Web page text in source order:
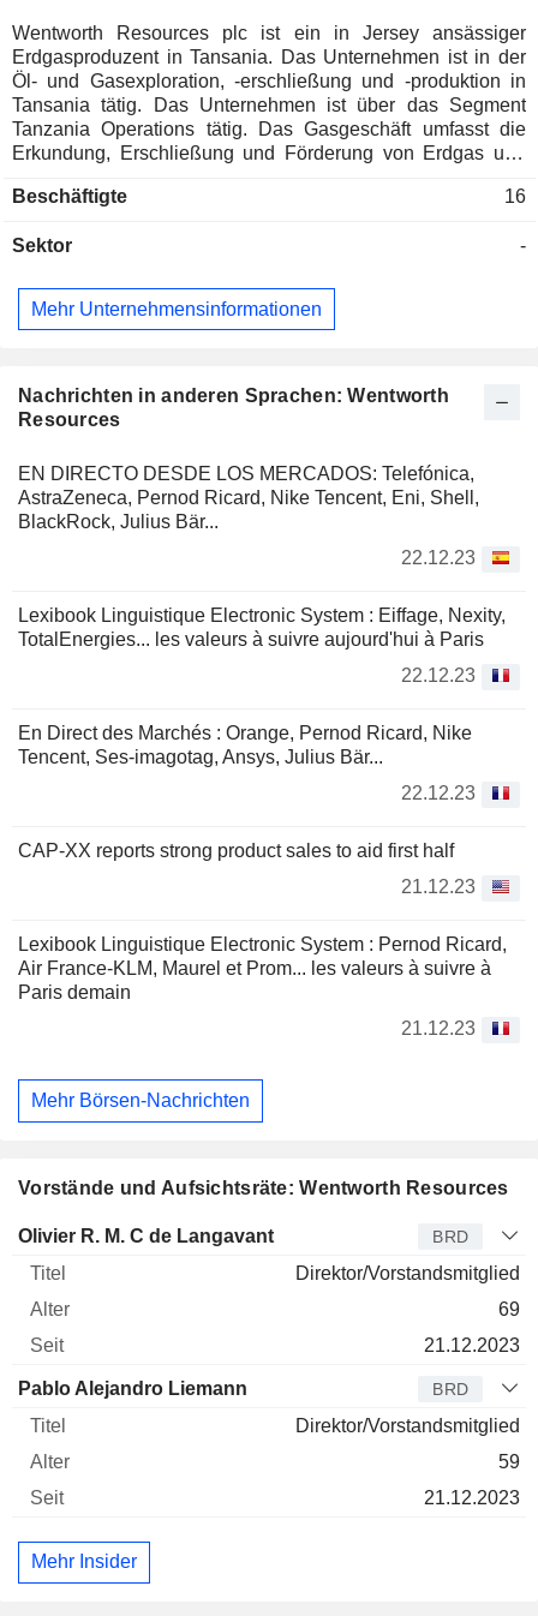
Nachrichten in anderen Sprachen: Wentworth
Resources
EN DIRECTO DESDE LOS MERCADOS: Telefónica,
AstraZeneca, Pernod Ricard, Nike Tencent, Eni, Shell,
BlackRock, Julius Bär...
22.12.23
Lexibook Linguistique Electronic System : Eiffage, Nexity,
TotalEnergies... les valeurs à suivre aujourd'hui à Paris
22.12.23
En Direct des Marchés : Orange, Pernod Ricard, Nike
Tencent, Ses-imagotag, Ansys, Julius Bär...
22.12.23
CAP-XX reports strong product sales to aid first half
21.12.23
Lexibook Linguistique Electronic System : Pernod Ricard,
Air France-KLM, Maurel et Prom... les valeurs à suivre à
Paris demain
21.12.23
Mehr Börsen-Nachrichten
Vorstände und Aufsichtsräte: Wentworth Resources
Verwaltungsratsmitglied Titel
Olivier R. M. C de Langavant BRD
Direktor/Vorstandsmitglied
69
21.12.2023
Pablo Alejandro Liemann BRD
Direktor/Vorstandsmitglied
59
21.12.2023
Mehr Insider
Wentworth Resources plc ist ein in Jersey ansässiger
Erdgasproduzent in Tansania. Das Unternehmen ist in der
Öl- und Gasexploration, -erschließung und -produktion in
Tansania tätig. Das Unternehmen ist über das Segment
Tanzania Operations tätig. Das Gasgeschäft umfasst die
Erkundung, Erschließung und Förderung von Erdgas und
Erschließungs- und Produktionslizenz (Mnazi Bay) liegt im
Salaam, und erstreckt sich über eine Fläche von etwa 756
Gasfelder Mnazi Bay und Msimbati gehören. Das Mnazi Bay
Feld produziert aus insgesamt fünf Bohrlöchern, darunter
Wentworth Resources (UK) Limited, Wentworth Holding
(Jersey) Limited, Wentworth Tanzania (Jersey) Limited und
Beschäftigte 16
Sektor -
Mehr Unternehmensinformationen